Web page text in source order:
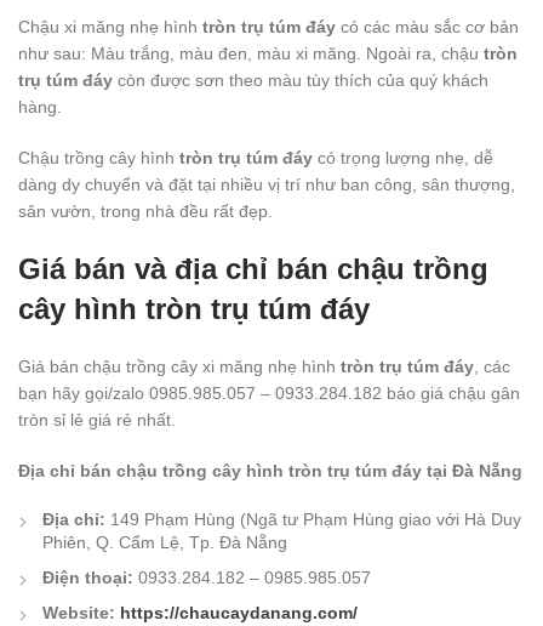
Chậu xi măng nhẹ hình tròn trụ túm đáy có các màu sắc cơ bản
như sau: Màu trắng, màu đen, màu xi măng. Ngoài ra, chậu tròn
trụ túm đáy còn được sơn theo màu tùy thích của quý khách
hàng.
Chậu trồng cây hình tròn trụ túm đáy có trọng lượng nhẹ, dễ
dàng dy chuyển và đặt tại nhiều vị trí như ban công, sân thượng,
sân vườn, trong nhà đều rất đẹp.
Giá bán và địa chỉ bán chậu trồng
cây hình tròn trụ túm đáy
Giá bán chậu trồng cây xi măng nhẹ hình tròn trụ túm đáy , các
bạn hãy gọi/zalo 0985.985.057 – 0933.284.182 báo giá chậu gân
tròn sỉ lẻ giá rẻ nhất.
Địa chỉ bán chậu trồng cây hình tròn trụ túm đáy tại Đà Nẵng
Địa chỉ: 149 Phạm Hùng (Ngã tư Phạm Hùng giao với Hà Duy
Phiên, Q. Cẩm Lệ, Tp. Đà Nẵng
Điện thoại: 0933.284.182 – 0985.985.057
Website: https://chaucaydanang.com/